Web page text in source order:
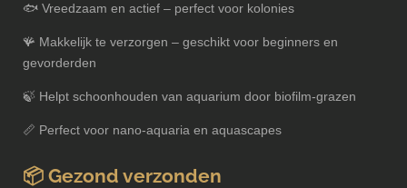
🐟 Vreedzaam en actief – perfect voor kolonies
🪸 Makkelijk te verzorgen – geschikt voor beginners en
gevorderden
🍃 Helpt schoonhouden van aquarium door biofilm‑grazen
📏 Perfect voor nano-aquaria en aquascapes
📦 Gezond verzonden